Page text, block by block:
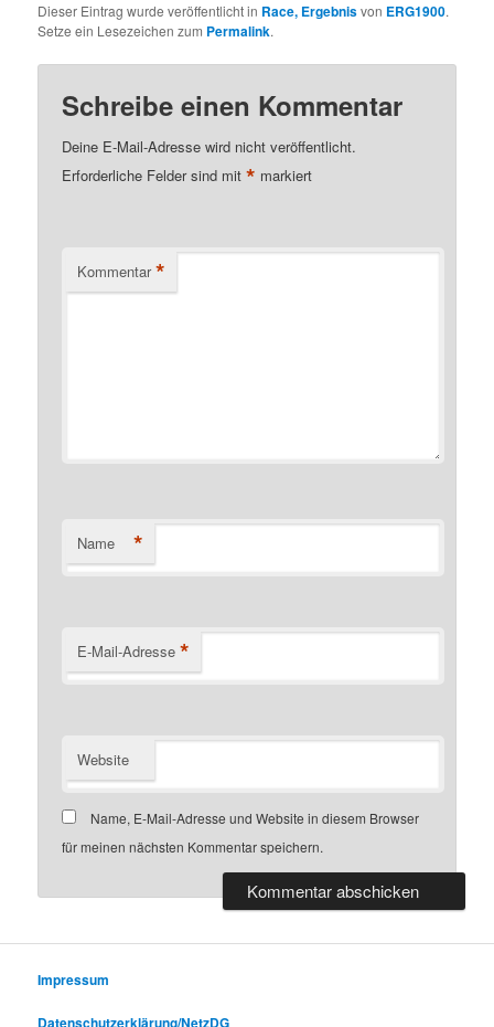
Dieser Eintrag wurde veröffentlicht in Race, Ergebnisvon ERG1900.
Setze ein Lesezeichen zum Permalink.
Schreibe einen Kommentar
Deine E-Mail-Adresse wird nicht veröffentlicht.
Erforderliche Felder sind mit* markiert
Kommentar *
Name *
E-Mail-Adresse *
Website
Name, E-Mail-Adresse und Website in diesem Browser
für meinen nächsten Kommentar speichern.
Impressum
Datenschutzerklärung/NetzDG